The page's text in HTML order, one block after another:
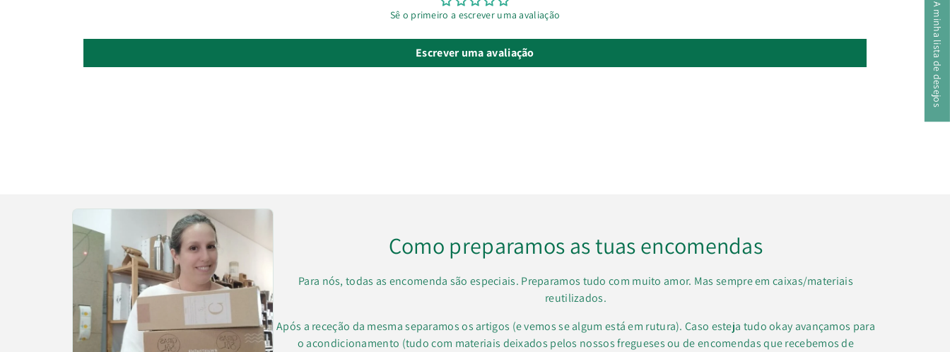
Sê o primeiro a escrever uma avaliação
Escrever uma avaliação
Como preparamos as tuas encomendas
Para nós, todas as encomenda são especiais. Preparamos tudo com muito amor. Mas sempre em caixas/materiais
reutilizados.
Após a receção da mesma separamos os artigos (e vemos se algum está em rutura). Caso esteja tudo okay avançamos para
o acondicionamento (tudo com materiais deixados pelos nossos fregueses ou de encomendas que recebemos de
A minha lista de desejos